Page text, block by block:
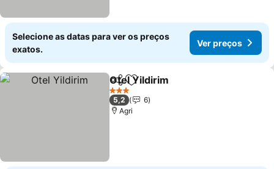
Selecione as datas para ver os preços
exatos.
Ver preços
PartilharAdicionar aos favoritos
Otel Yildirim
3 Estrelas
5,2
6
Agri